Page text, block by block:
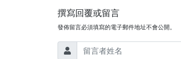
撰寫回覆或留言
發佈留言必須填寫的電子郵件地址不會公開。